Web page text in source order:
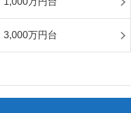
3,000万円台